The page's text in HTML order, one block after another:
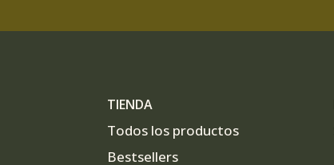
TIENDA
Todos los productos
Bestsellers